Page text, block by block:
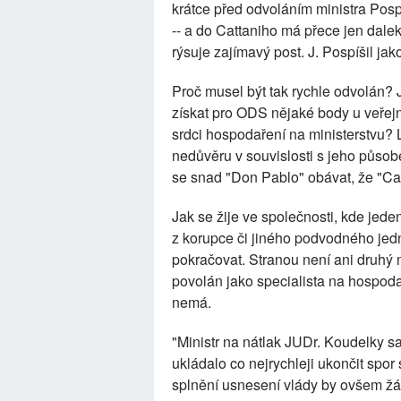
krátce před odvoláním ministra
-- a do Cattaniho má přece jen
rýsuje zajímavý post. J. Pospíšil
Proč musel být tak rychle
získat pro ODS nějaké body u
srdci hospodaření na
nedůvěru v souvislosti s jeho
se snad "Don Pablo" obávat, že
Jak se žije ve společnosti, kde
z korupce či jiného podvodného
pokračovat. Stranou není ani
povolán jako specialista na
nemá.
"Ministr na nátlak JUDr. Koudelky
ukládalo co nejrychleji ukončit
splnění usnesení vlády by ovšem